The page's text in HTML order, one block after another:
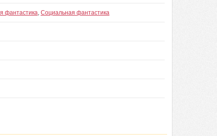
фантастика, Социальная фантастика